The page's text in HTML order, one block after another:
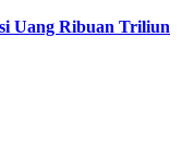
Uang Ribuan Triliun